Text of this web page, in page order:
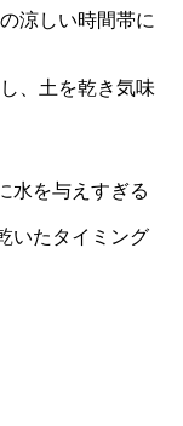
涼しい時間帯に
、土を乾き気味
水を与えすぎる
いたタイミング